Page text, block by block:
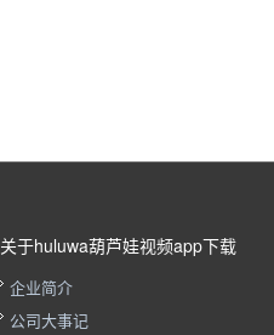
关于huluwa葫芦娃视频app下载
企业简介
公司大事记